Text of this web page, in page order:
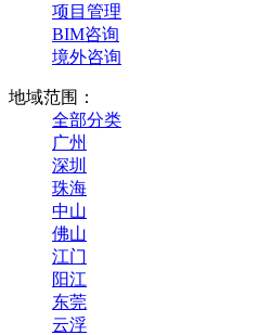
项目管理
BIM咨询
境外咨询
地域范围：
全部分类
广州
深圳
珠海
中山
佛山
江门
阳江
东莞
云浮